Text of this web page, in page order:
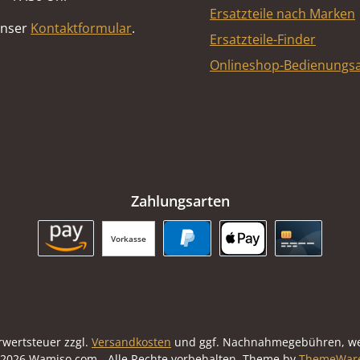
Kontaktformular.
Ersatzteile nach Marken
Ersatzteile-Finder
Onlineshop-
Zahlungsarten
Vorkasse
zzgl. Versandkosten und ggf. Nachnahmegebühren,